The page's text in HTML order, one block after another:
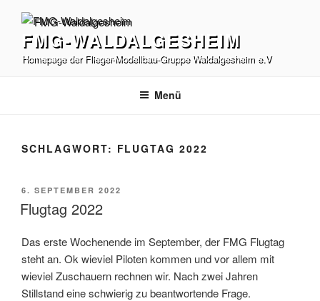
Inhalt
springenFMG-WALDALGESHEIM
Homepage der Flieger-Modellbau-Gruppe Waldalgesheim e.V
Menü
SCHLAGWORT: FLUGTAG 2022
VERÖFFENTLICHT
AM
6. SEPTEMBER 2022
Flugtag 2022
Das erste Wochenende im September, der FMG Flugtag
steht an. Ok wieviel Piloten kommen und vor allem mit
wieviel Zuschauern rechnen wir. Nach zwei Jahren
Stillstand eine schwierig zu beantwortende Frage.